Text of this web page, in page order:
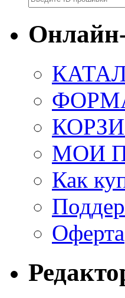
МОИ
Как
Оферта